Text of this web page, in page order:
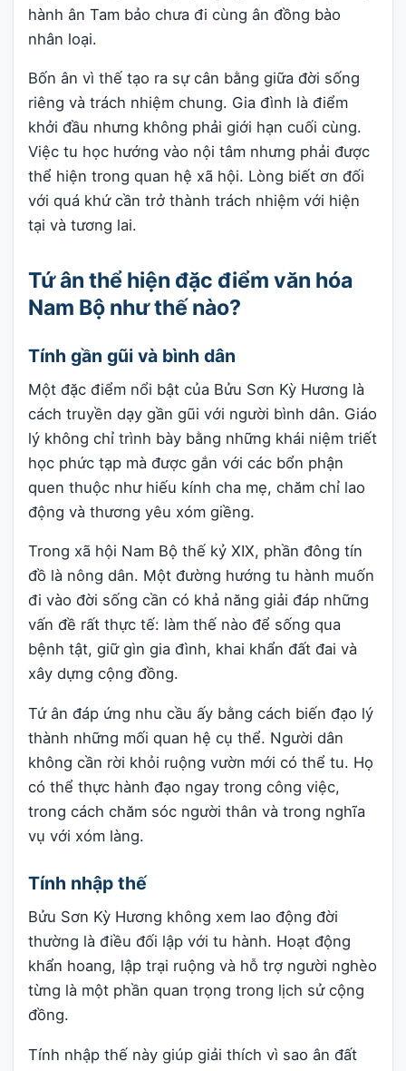
hành ân Tam bảo chưa đi cùng ân đồng bào
nhân loại.
Bốn ân vì thế tạo ra sự cân bằng giữa đời sống
riêng và trách nhiệm chung. Gia đình là điểm
khởi đầu nhưng không phải giới hạn cuối cùng.
Việc tu học hướng vào nội tâm nhưng phải được
thể hiện trong quan hệ xã hội. Lòng biết ơn đối
với quá khứ cần trở thành trách nhiệm với hiện
tại và tương lai.
Tứ ân thể hiện đặc điểm văn hóa
Nam Bộ như thế nào?
Tính gần gũi và bình dân
Một đặc điểm nổi bật của Bửu Sơn Kỳ Hương là
cách truyền dạy gần gũi với người bình dân. Giáo
lý không chỉ trình bày bằng những khái niệm triết
học phức tạp mà được gắn với các bổn phận
quen thuộc như hiếu kính cha mẹ, chăm chỉ lao
động và thương yêu xóm giềng.
Trong xã hội Nam Bộ thế kỷ XIX, phần đông tín
đồ là nông dân. Một đường hướng tu hành muốn
đi vào đời sống cần có khả năng giải đáp những
vấn đề rất thực tế: làm thế nào để sống qua
bệnh tật, giữ gìn gia đình, khai khẩn đất đai và
xây dựng cộng đồng.
Tứ ân đáp ứng nhu cầu ấy bằng cách biến đạo lý
thành những mối quan hệ cụ thể. Người dân
không cần rời khỏi ruộng vườn mới có thể tu. Họ
có thể thực hành đạo ngay trong công việc,
trong cách chăm sóc người thân và trong nghĩa
vụ với xóm làng.
Tính nhập thế
Bửu Sơn Kỳ Hương không xem lao động đời
thường là điều đối lập với tu hành. Hoạt động
khẩn hoang, lập trại ruộng và hỗ trợ người nghèo
từng là một phần quan trọng trong lịch sử cộng
đồng.
Tính nhập thế này giúp giải thích vì sao ân đất